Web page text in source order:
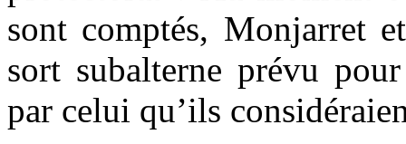
sont comptés, Monjarret
sort subalterne prévu
par celui qu’ils